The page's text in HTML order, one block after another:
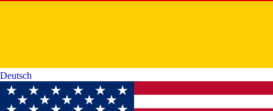
Deutsch‎